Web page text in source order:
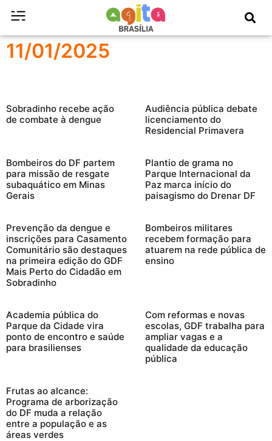
11/01/2025
Sobradinho recebe ação
de combate à dengue
Audiência pública debate
licenciamento do
Residencial Primavera
Bombeiros do DF partem
para missão de resgate
subaquático em Minas
Gerais
Plantio de grama no
Parque Internacional da
Paz marca início do
paisagismo do Drenar DF
Prevenção da dengue e
inscrições para Casamento
Comunitário são destaques
na primeira edição do GDF
Mais Perto do Cidadão em
Sobradinho
Bombeiros militares
recebem formação para
atuarem na rede pública de
ensino
Academia pública do
Parque da Cidade vira
ponto de encontro e saúde
para brasilienses
Com reformas e novas
escolas, GDF trabalha para
ampliar vagas e a
qualidade da educação
pública
Frutas ao alcance:
Programa de arborização
do DF muda a relação
entre a população e as
áreas verdes